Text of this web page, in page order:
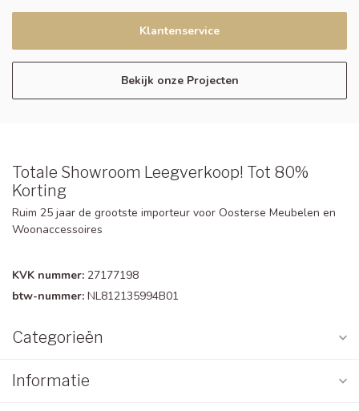
Klantenservice
Bekijk onze Projecten
Totale Showroom Leegverkoop! Tot 80%
Korting
Ruim 25 jaar de grootste importeur voor Oosterse Meubelen en
Woonaccessoires
KVK nummer: 27177198
btw-nummer: NL812135994B01
Categorieën
Informatie